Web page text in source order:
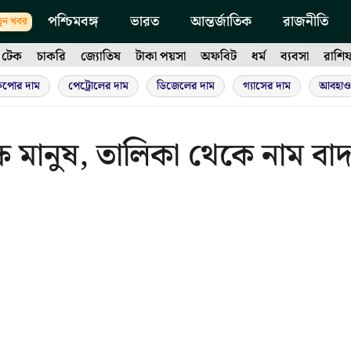
খবর পশ্চিমবঙ্গ ভারত আন্তর্জাতিক রাজনীতি
টেক চাকরি জ্যোতিষ টাকা পয়সা অফবিট ধর্ম ব্যবসা
দাম পেট্রোলের দাম ডিজেলের দাম গ্যাসের দাম
তালিকা থেকে নাম বাদ